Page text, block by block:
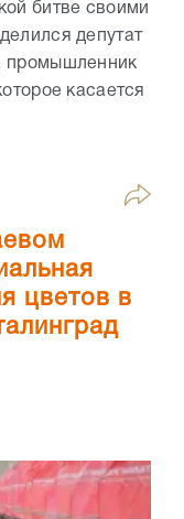
битве своими
депутат
промышленник
касается
цветов в